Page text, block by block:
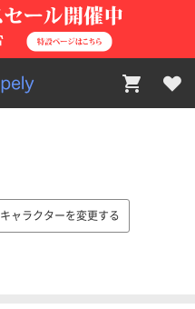
キャラクターを変更する